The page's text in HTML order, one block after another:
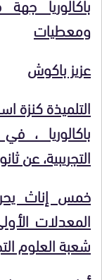
ومعطيات
عزيز باكوش
باكالوريا ،
التجريبية، عن
خمس إناث
شعبة العلوم